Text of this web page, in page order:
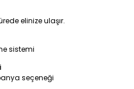
elinize ulaşır.
sistemi
seçeneği